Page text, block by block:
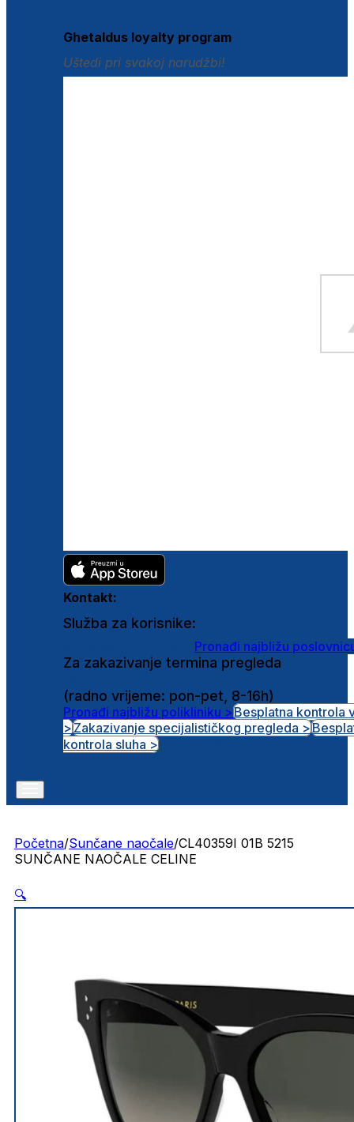
Ghetaldus loyalty program
Uštedi pri svakoj narudžbi!
Kontakt:
Služba za korisnike:
Pronađi najbližu
Za zakazivanje termina pregleda
(radno vrijeme: pon-pet, 8-16h)
Pronađi najbližu polikliniku >Besplatna kontrola
>Zakazivanje specijalističkog pregleda >
kontrola sluha >
Početna/Sunčane naočale/CL40359I 01B 5215
SUNČANE NAOČALE CELINE
🔍